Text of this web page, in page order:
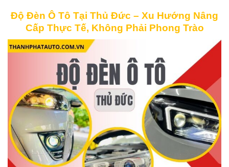
Độ Đèn Ô Tô Tại Thủ Đức – Xu Hướng Nâng
Cấp Thực Tế, Không Phải Phong Trào